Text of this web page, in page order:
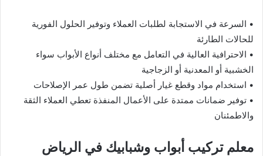
• السرعة في الاستجابة لطلبات العملاء وتوفير الحلول الفورية
للحالات الطارئة
• الاحترافية العالية في التعامل مع مختلف أنواع الأبواب سواء
الخشبية أو المعدنية أو الزجاجية
• استخدام مواد وقطع غيار أصلية تضمن طول عمر الإصلاحات
• توفير ضمانات ممتدة على الأعمال المنفذة تعطي العملاء الثقة
والاطمئنان
معلم تركيب أبواب وشبابيك في الرياض